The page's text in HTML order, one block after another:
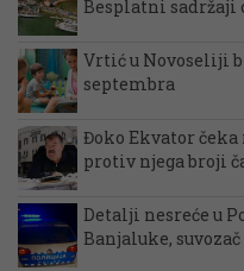
Besplatni
Vrtić u Novoseliji
septembra
Đoko Ekvator
protiv njega broji
Detalji nesreće u
Banjaluke,